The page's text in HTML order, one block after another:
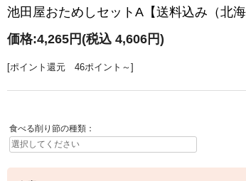
池田屋おためしセットA【送料込み（北
価格:4,265円 (税込 4,606円)
[ポイント還元 46ポイント～]
食べる削り節の種類：